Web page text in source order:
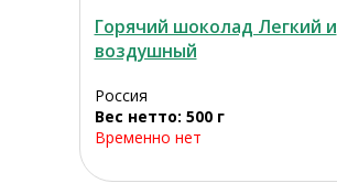
Горячий шоколад Легкий и
воздушный
Россия
Вес нетто: 500 г
Временно нет